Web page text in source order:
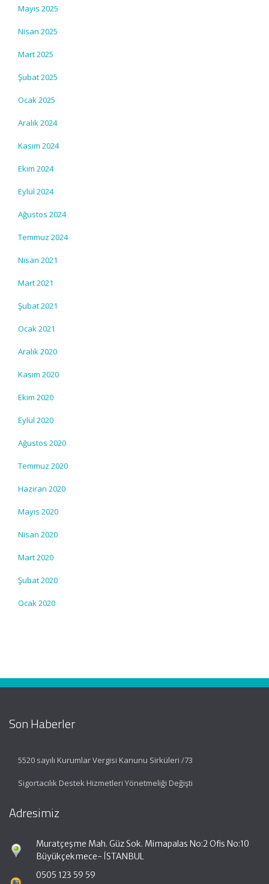
Mayıs 2025
Nisan 2025
Mart 2025
Şubat 2025
Ocak 2025
Aralık 2024
Kasım 2024
Ekim 2024
Eylül 2024
Ağustos 2024
Temmuz 2024
Nisan 2021
Mart 2021
Şubat 2021
Ocak 2021
Aralık 2020
Kasım 2020
Ekim 2020
Eylül 2020
Ağustos 2020
Temmuz 2020
Haziran 2020
Mayıs 2020
Nisan 2020
Mart 2020
Şubat 2020
Ocak 2020
Son Haberler
5520 sayılı Kurumlar Vergisi Kanunu Sirküleri /73
Sigortacılık Destek Hizmetleri Yönetmeliği Değişti
Adresimiz
Muratçeşme Mah. Güz Sok. Mimapalas No:2 Ofis No:10
Büyükçekmece- İSTANBUL
0505 123 59 59